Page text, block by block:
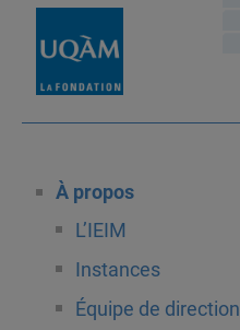
À propos
L’IEIM
Instances
Équipe de direction